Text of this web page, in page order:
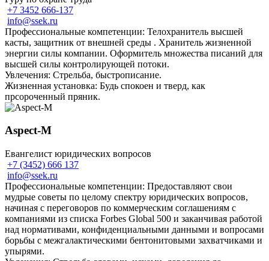
+7 3452 666-137
info@ssek.ru
Профессиональные компетенции: Телохранитель высшей
касты, защитник от внешней среды . Хранитель жизненной
энергии силы компании. Оформитель множества писаний для
высшей силы контролирующей потоки.
Увлечения: Стрельба, быстрописание.
Жизненная установка: Будь спокоен и тверд, как
прсороченный пряник.
Aspeсt-M
Евангелист юридических вопросов
+7 (3452) 666 137
info@ssek.ru
Профессиональные компетенции: Предоставляют свои
мудрые советы по целому спектру юридических вопросов,
начиная с переговоров по коммерческим соглашениям с
компаниями из списка Forbes Global 500 и заканчивая работой
над нормативами, конфиденциальными данными и вопросами
борьбы с межгалактическими бентонитовыми захватчиками и
упырями.